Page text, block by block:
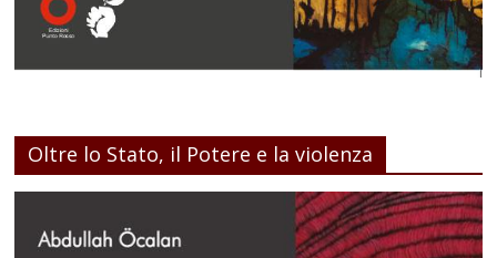
Oltre lo Stato, il Potere e la violenza